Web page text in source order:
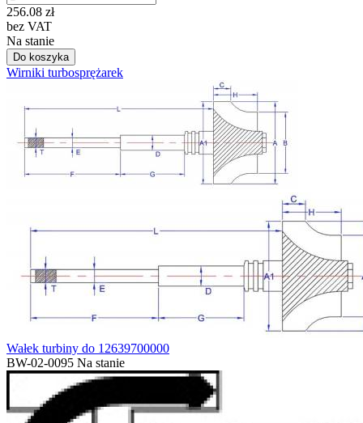
256.08 zł
bez VAT
Na stanie
Do koszyka
Wirniki turbosprężarek
Wałek turbiny do 12639700000
BW-02-0095 Na stanie